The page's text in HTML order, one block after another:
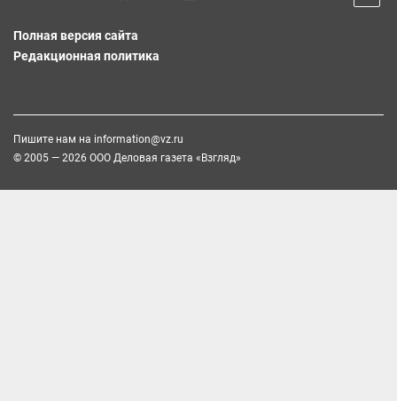
Полная версия сайта
Редакционная политика
Пишите нам на information@vz.ru
© 2005 — 2026 ООО Деловая газета «Взгляд»